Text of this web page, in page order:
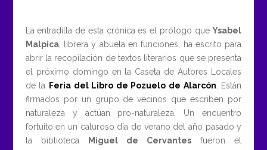
La entradilla de esta crónica es el prólogo queYsabel
Malpica, librera y abuela en funciones, ha escrito para
abrir la recopilación de textos literarios que se presenta
el próximo domingo en la Caseta de Autores Locales
de la
Feria del Libro de Pozuelo de Alarcón . Están
firmados por un grupo de vecinos que escriben por
naturaleza y actúan pro-naturaleza. Un encuentro
fortuito en un caluroso día de verano del año pasado y
la biblioteca
Miguel de Cervantes fueron el